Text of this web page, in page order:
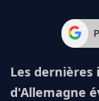
Les
d'Allemagne